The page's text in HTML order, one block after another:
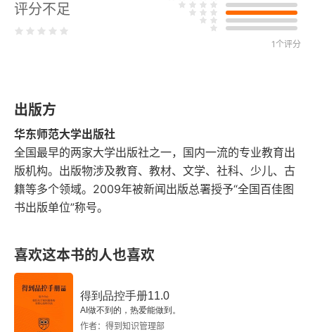
晋公子重耳之亡
富与贵
宰予昼寝
楚狂接舆
《孟子》
齐桓晋文之事
《庄子》
逍遥游
评分不足
1个评分
出版方
华东师范大学出版社
全国最早的两家大学出版社之一，国内一流的专业教育出
版机构。出版物涉及教育、教材、文学、社科、少儿、古
籍等多个领域。2009年被新闻出版总署授予“全国百佳图
书出版单位”称号。
喜欢这本书的人也喜欢
得到品控手册11.0
AI做不到的，热爱能做到。
作者：得到知识管理部